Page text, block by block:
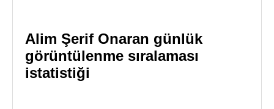
Alim Şerif Onaran günlük
görüntülenme sıralaması
istatistiği